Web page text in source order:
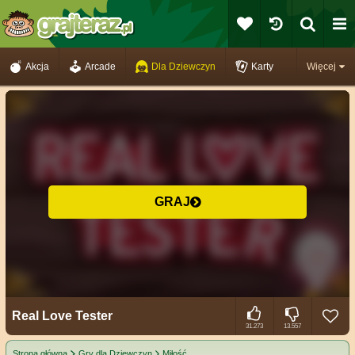
Więcej
Akcja Arcade Dla Dziewczyn Karty
GRAJ
Real Love Tester
31.273 13.557